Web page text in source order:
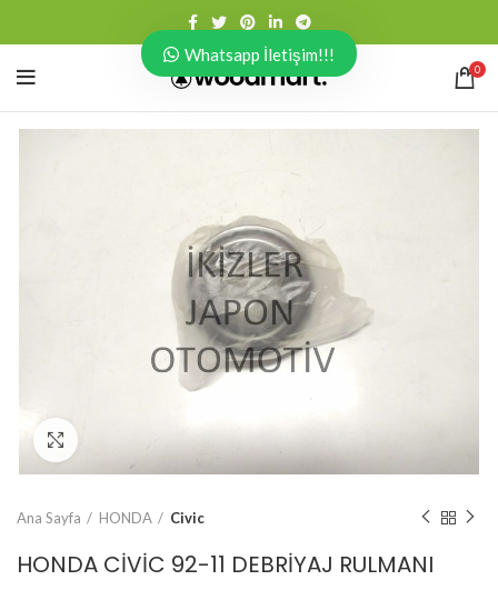
0
Ana Sayfa HONDA Civic
HONDA CİVİC 92-11 DEBRİYAJ RULMANI
Whatsapp İletişim!!!